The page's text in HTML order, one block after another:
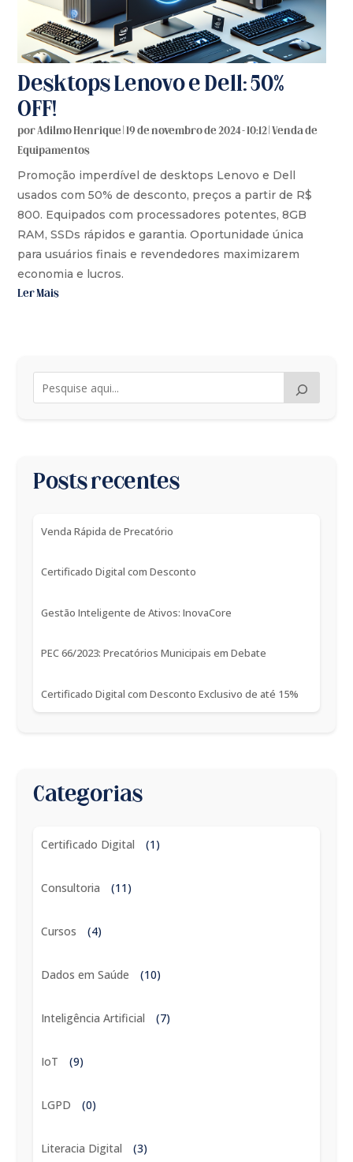
Desktops Lenovo e Dell: 50%
OFF!
porAdilmo Henrique| 19 de novembro de 2024 - 10:12| Venda de
Equipamentos
Promoção imperdível de desktops Lenovo e Dell
usados com 50% de desconto, preços a partir de R$
800. Equipados com processadores potentes, 8GB
RAM, SSDs rápidos e garantia. Oportunidade única
para usuários finais e revendedores maximizarem
economia e lucros.
Ler Mais
Posts recentes
Venda Rápida de Precatório
Certificado Digital com Desconto
Gestão Inteligente de Ativos: InovaCore
PEC 66/2023: Precatórios Municipais em Debate
Certificado Digital com Desconto Exclusivo de até 15%
Categorias
Certificado Digital (1)
Consultoria (11)
Cursos (4)
Dados em Saúde (10)
Inteligência Artificial (7)
IoT (9)
LGPD (0)
Literacia Digital (3)